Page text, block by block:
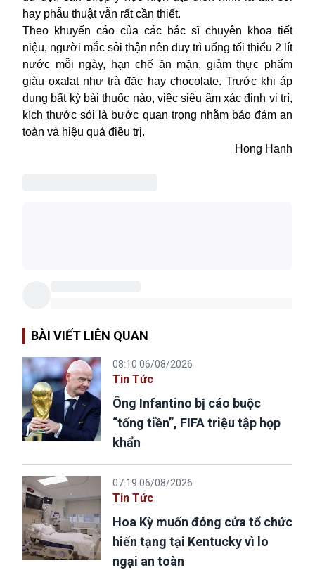
hay phẫu thuật vẫn rất cần thiết.
Theo khuyến cáo của các bác sĩ chuyên khoa tiết
niệu, người mắc sỏi thận nên duy trì uống tối thiểu 2 lít
nước mỗi ngày, hạn chế ăn mặn, giảm thực phẩm
giàu oxalat như trà đặc hay chocolate. Trước khi áp
dụng bất kỳ bài thuốc nào, việc siêu âm xác định vị trí,
kích thước sỏi là bước quan trọng nhằm bảo đảm an
toàn và hiệu quả điều trị.
Hong Hanh
BÀI VIẾT LIÊN QUAN
08:10 06/08/2026
Tin Tức
Ông Infantino bị cáo buộc
“tống tiền”, FIFA triệu tập họp
khẩn
07:19 06/08/2026
Tin Tức
Hoa Kỳ muốn đóng cửa tổ chức
hiến tạng tại Kentucky vì lo
ngại an toàn